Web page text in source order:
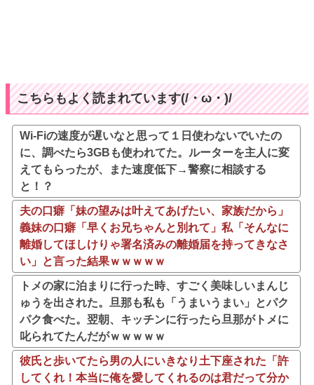
こちらもよく読まれています(/・ω・)/
Wi-Fiの速度が遅いなと思って１日使わないでいたの
に、調べたら3GBも使われてた。ルーターを主人に変
えてもらったが、また速度低下→警察に相談する
と！？
夫の口癖「妹の望みは叶えてあげたい、家族だから」
義妹の口癖「早くお兄ちゃんと別れて」私「そんなに
離婚してほしけりゃ署名済みの離婚届を持ってきなさ
い」と言った結果ｗｗｗｗｗ
トメの家に泊まりに行った時、すごく美味しいまんじ
ゅうを出された。旦那も私も「うまいうまい」とパク
パク食べた。翌朝、キッチンに行ったら旦那がトメに
叱られてたんだがｗｗｗｗｗ
彼氏と歩いてたら男の人にいきなり土下座された「許
してくれ！本当に俺を愛してくれるのは君だって分か